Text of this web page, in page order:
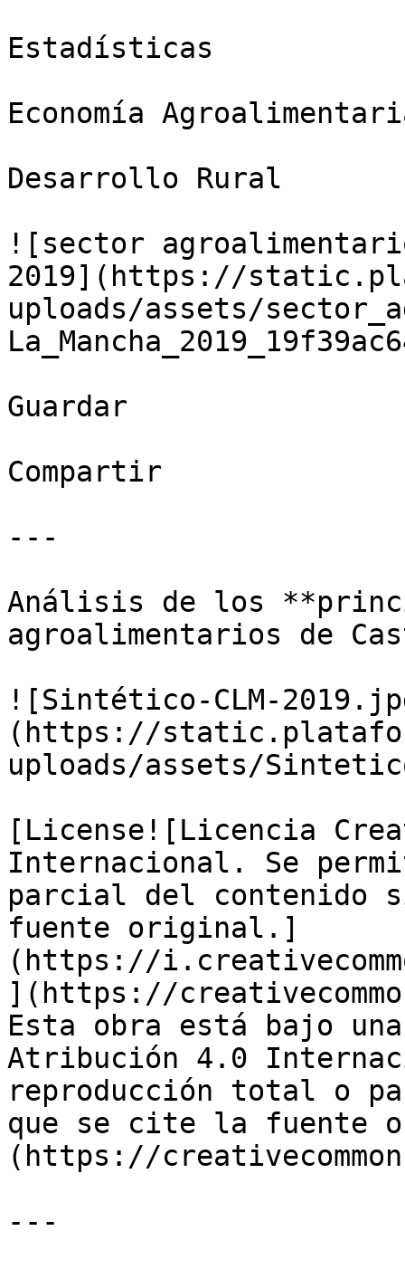
Estadísticas
Economía
Desarrollo Rural
![sector
2019](https://
uploads/assets/
Guardar
Compartir
---
Análisis de los
agroalimentarios de
![Sintético-CLM-
(https://
uploads/assets/
[License![Licencia
Internacional. Se
parcial del contenido
fuente original.]
(https://
](https://
Esta obra está bajo
Atribución 4.0
reproducción total o
que se cite la fuente
(https://
---